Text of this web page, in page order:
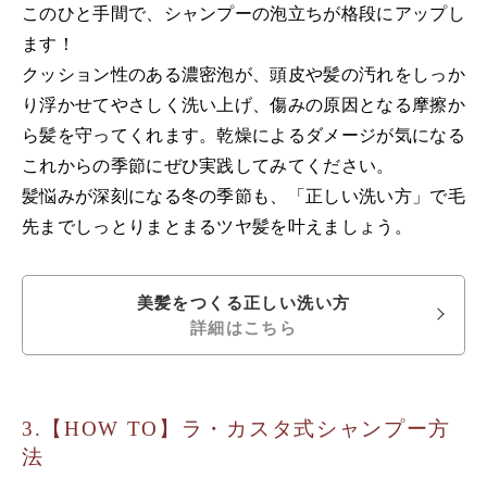
このひと手間で、シャンプーの泡立ちが格段にアップし
ます！
クッション性のある濃密泡が、頭皮や髪の汚れをしっか
り浮かせてやさしく洗い上げ、傷みの原因となる摩擦か
ら髪を守ってくれます。乾燥によるダメージが気になる
これからの季節にぜひ実践してみてください。
髪悩みが深刻になる冬の季節も、「正しい洗い方」で毛
先までしっとりまとまるツヤ髪を叶えましょう。
美髪をつくる正しい洗い方
詳細はこちら
【HOW TO】ラ・カスタ式シャンプー方
法